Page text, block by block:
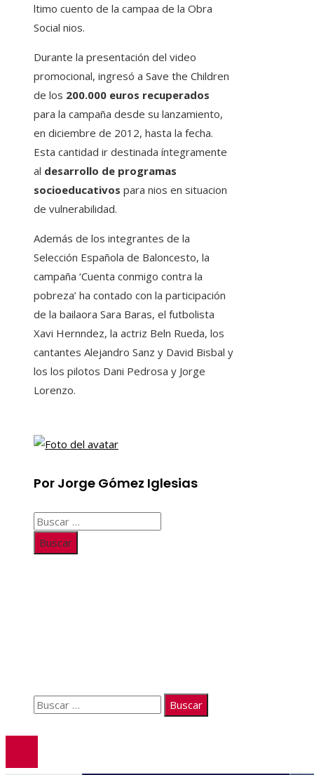
ltimo cuento de la campaa de la Obra
Social nios.
Durante la presentación del video
promocional, ingresó a Save the Children
de los 200.000 euros recuperados
para la campaña desde su lanzamiento,
en diciembre de 2012, hasta la fecha.
Esta cantidad ir destinada íntegramente
al desarrollo de programas
socioeducativos para nios en situacion
de vulnerabilidad.
Además de los integrantes de la
Selección Española de Baloncesto, la
campaña ‘Cuenta conmigo contra la
pobreza’ ha contado con la participación
de la bailaora Sara Baras, el futbolista
Xavi Hernndez, la actriz Beln Rueda, los
cantantes Alejandro Sanz y David Bisbal y
los los pilotos Dani Pedrosa y Jorge
Lorenzo.
Por Jorge Gómez Iglesias
Buscar:
Buscar: